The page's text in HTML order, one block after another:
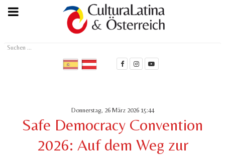
Suchen
Donnerstag, 26 März 2026 15:44
Safe Democracy Convention
2026: Auf dem Weg zur